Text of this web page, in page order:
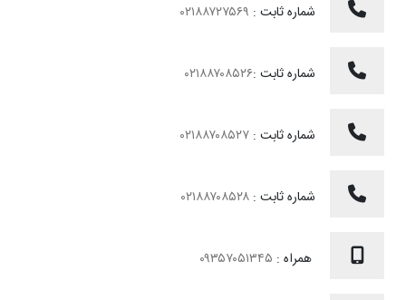
شماره ثابت :
شماره ثابت :۰۲۱۸۸۷۰۸۵۲۶
شماره ثابت :
شماره ثابت :
همراه :